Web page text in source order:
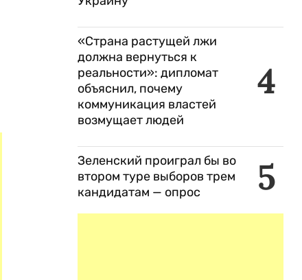
4
«Страна растущей лжи
должна вернуться к
реальности»: дипломат
объяснил, почему
коммуникация властей
возмущает людей
5
Зеленский проиграл бы во
втором туре выборов трем
кандидатам — опрос